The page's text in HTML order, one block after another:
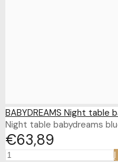
BABYDREAMS Night table
Night table babydreams
€63 89